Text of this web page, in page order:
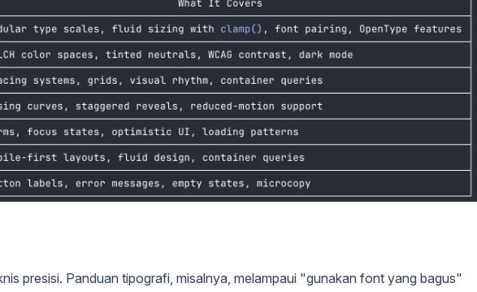
presisi. Panduan tipografi, misalnya, melampaui "gunakan font yang bagus"